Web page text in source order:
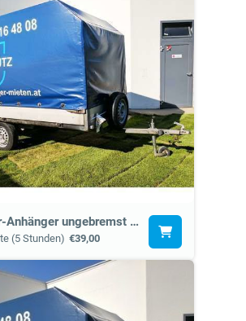
Hochlader-Anhänger ungebremst mit Plane (5.2)
(5 Stunden) €39,00